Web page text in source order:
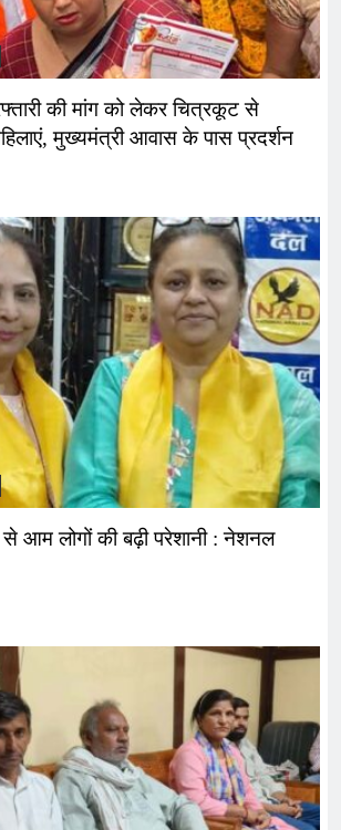
की मांग को लेकर चित्रकूट से
मुख्यमंत्री आवास के पास प्रदर्शन
आम लोगों की बढ़ी परेशानी : नेशनल